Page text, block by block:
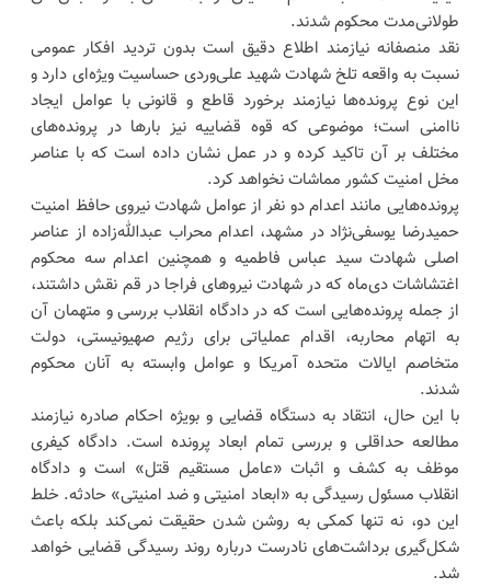
طولانی‌مدت محکوم شدند.
نقد منصفانه نیازمند اطلاع دقیق است بدون تردید افکار عمومی
نسبت به واقعه تلخ شهادت شهید علی‌وردی حساسیت ویژه‌ای دارد و
این نوع پرونده‌ها نیازمند برخورد قاطع و قانونی با عوامل ایجاد
ناامنی است؛ موضوعی که قوه قضاییه نیز بارها در پرونده‌های
مختلف بر آن تاکید کرده و در عمل نشان داده است که با عناصر
مخل امنیت کشور مماشات نخواهد کرد.
پرونده‌هایی مانند اعدام دو نفر از عوامل شهادت نیروی حافظ امنیت
حمیدرضا یوسفی‌نژاد در مشهد، اعدام محراب عبدالله‌زاده از عناصر
اصلی شهادت سید عباس فاطمیه و همچنین اعدام سه محکوم
اغتشاشات دی‌ماه که در شهادت نیروهای فراجا در قم نقش داشتند،
از جمله پرونده‌هایی است که در دادگاه انقلاب بررسی و متهمان آن
به اتهام محاربه، اقدام عملیاتی برای رژیم صهیونیستی، دولت
متخاصم ایالات متحده آمریکا و عوامل وابسته به آنان محکوم
شدند.
با این حال، انتقاد به دستگاه قضایی و بویژه احکام صادره نیازمند
مطالعه حداقلی و بررسی تمام ابعاد پرونده است. دادگاه کیفری
موظف به کشف و اثبات «عامل مستقیم قتل» است و دادگاه
انقلاب مسئول رسیدگی به «ابعاد امنیتی و ضد امنیتی» حادثه. خلط
این دو، نه تنها کمکی به روشن شدن حقیقت نمی‌کند بلکه باعث
شکل‌گیری برداشت‌های نادرست درباره روند رسیدگی قضایی خواهد
شد.